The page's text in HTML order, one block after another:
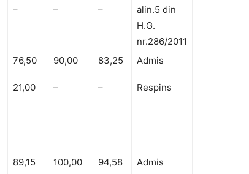
–
– –
alin.5 din
H.G.
nr.286/2011
76,50 90,00 83,25 Admis
21,00 – – Respins
89,15 100,00 94,58 Admis